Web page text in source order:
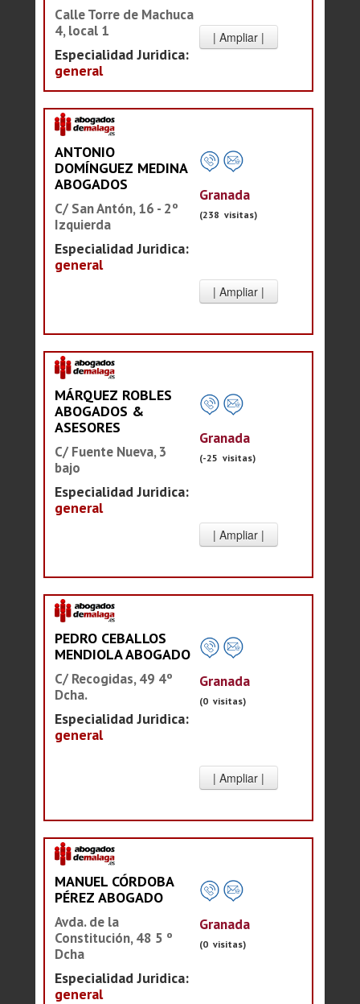
Calle Torre de Machuca
4, local 1
Especialidad Juridica:
general
ANTONIO
DOMÍNGUEZ MEDINA
ABOGADOS
C/ San Antón, 16 - 2º
Izquierda
Especialidad Juridica:
general
Granada
(238 visitas)
MÁRQUEZ ROBLES
ABOGADOS &
ASESORES
C/ Fuente Nueva, 3
bajo
Especialidad Juridica:
general
Granada
(-25 visitas)
PEDRO CEBALLOS
MENDIOLA ABOGADO
C/ Recogidas, 49 4º
Dcha.
Especialidad Juridica:
general
Granada
(0 visitas)
MANUEL CÓRDOBA
PÉREZ ABOGADO
Avda. de la
Constitución, 48 5 º
Dcha
Especialidad Juridica:
general
Granada
(0 visitas)